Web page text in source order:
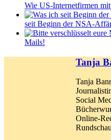
Wie US-Internetfirmen
seit Beginn der NSA-
Mails!
Tanja
Tanja
Social
Online-